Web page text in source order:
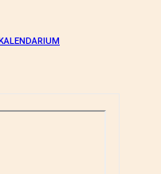
KALENDARIUM